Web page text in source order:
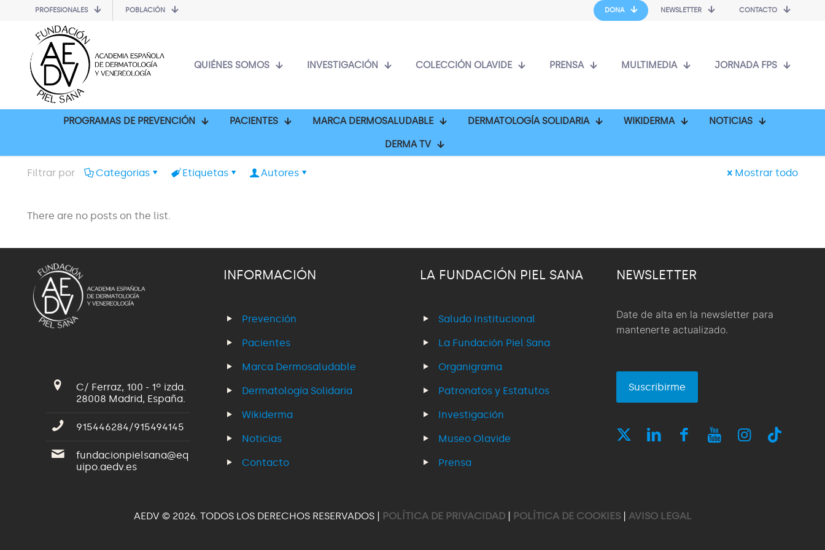
PROFESIONALES POBLACIÓN DONA NEWSLETTER CONTACTO
QUIÉNES SOMOS INVESTIGACIÓN COLECCIÓN OLAVIDE PRENSA MULTIMEDIA JORNADA FPS
PROGRAMAS DE PREVENCIÓN PACIENTES MARCA DERMOSALUDABLE DERMATOLOGÍA SOLIDARIA WIKIDERMA NOTICIAS
DERMA TV
Filtrar por Categorias Etiquetas Autores Mostrar todo
There are no posts on the list.
C/ Ferraz, 100 - 1º izda.
28008 Madrid, España.
915446284/915494145
fundacionpielsana@eq
uipo.aedv.es
INFORMACIÓN
Prevención
Pacientes
Marca Dermosaludable
Dermatología Solidaria
Wikiderma
Noticias
Contacto
LA FUNDACIÓN PIEL SANA
Saludo Institucional
La Fundación Piel Sana
Organigrama
Patronatos y Estatutos
Investigación
Museo Olavide
Prensa
NEWSLETTER
Date de alta en la newsletter para
mantenerte actualizado.
Suscribirme
AEDV © 2026. TODOS LOS DERECHOS RESERVADOS | POLÍTICA DE PRIVACIDAD POLÍTICA DE COOKIES| AVISO LEGAL